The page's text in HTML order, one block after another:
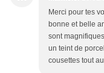
Merci pour tes
bonne et belle
sont
un teint de
cousettes tout